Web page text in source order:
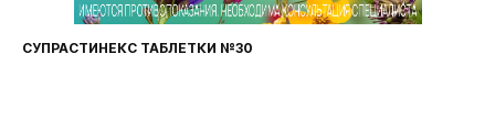
СУПРАСТИНЕКС ТАБЛЕТКИ №30